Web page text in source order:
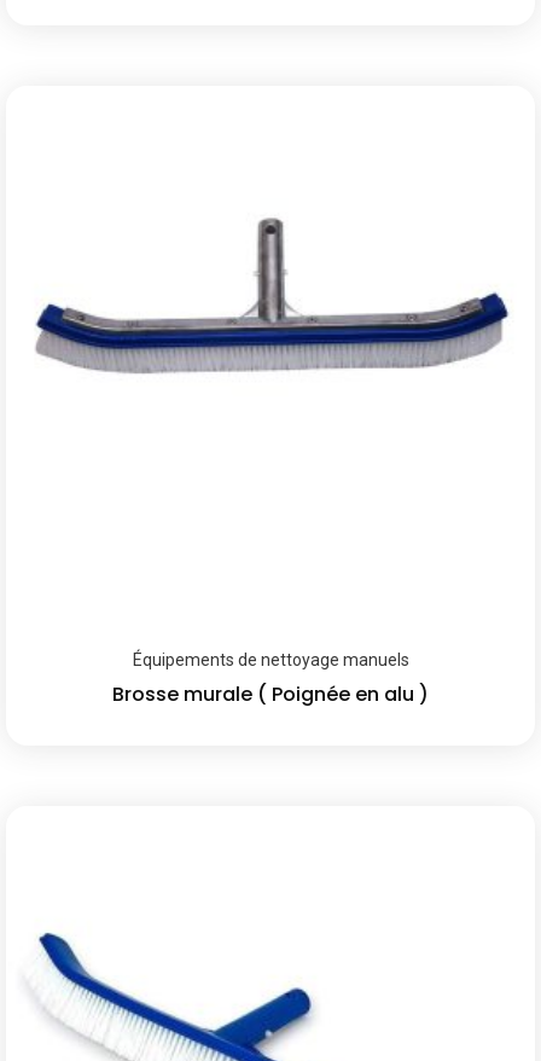
Équipements de nettoyage manuels
Brosse murale ( Poignée en alu )